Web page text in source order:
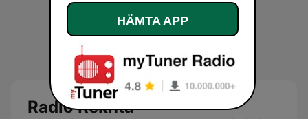
Radio Rekhta
HÄMTA APP